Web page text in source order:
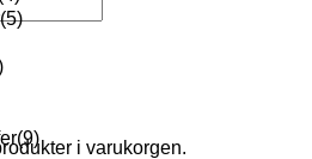
i varukorgen.
(5)
(9)